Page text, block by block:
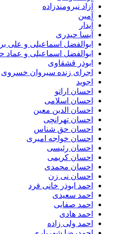
آزاد نیرومندزاده
آمین
آیدار
آیسا حیدری
ابوالفضل اسماعیلی و علی
ابوالفضل اسماعیلی و عماد
ابوذر قشقاوی
اجرای زنده سیروان خسروی
اجوید
احسان اراتو
احسان اسلامی
احسان الدین معین
احسان تهرانچی
احسان حق شناس
احسان خواجه امیری
احسان رئیسی
احسان کریمی
احسان محمدی
احسان نی زن
احمد ابوذر خانی فرد
احمد سعیدی
احمد صفایی
احمد هادی
احمد ولی زاده